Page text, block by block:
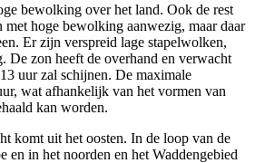
bewolking over het land. Ook de rest
hoge bewolking aanwezig, maar daar
Er zijn verspreid lage stapelwolken,
De zon heeft de overhand en verwacht
uur zal schijnen. De maximale
wat afhankelijk van het vormen van
kan worden.
komt uit het oosten. In de loop van de
en in het noorden en het Waddengebied